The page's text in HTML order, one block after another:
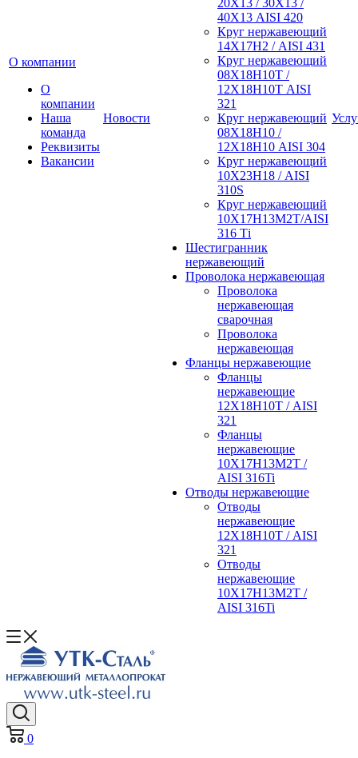
О компании
О
компании
Наша
команда
Реквизиты
Вакансии
Новости
20Х13 / 30Х13 /
40Х13 AISI 420
Круг нержавеющий
14Х17Н2 / AISI 431
Круг нержавеющий
08Х18Н10Т /
12Х18Н10Т AISI
321
Круг нержавеющий
08Х18Н10 /
12Х18Н10 AISI 304
Круг нержавеющий
10Х23Н18 / AISI
310S
Круг нержавеющий
10Х17Н13М2Т/AISI
316 Тi
Шестигранник
нержавеющий
Проволока нержавеющая
Проволока
нержавеющая
сварочная
Проволока
нержавеющая
Фланцы нержавеющие
Фланцы
нержавеющие
12Х18Н10Т / AISI
321
Фланцы
нержавеющие
10Х17Н13М2Т /
AISI 316Ti
Отводы нержавеющие
Отводы
нержавеющие
12Х18Н10Т / AISI
321
Отводы
нержавеющие
10Х17Н13М2Т /
AISI 316Ti
0